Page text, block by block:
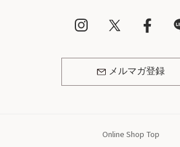
メルマガ登録
Online Shop Top